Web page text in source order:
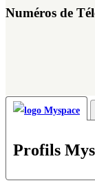
Numéros de
Profils